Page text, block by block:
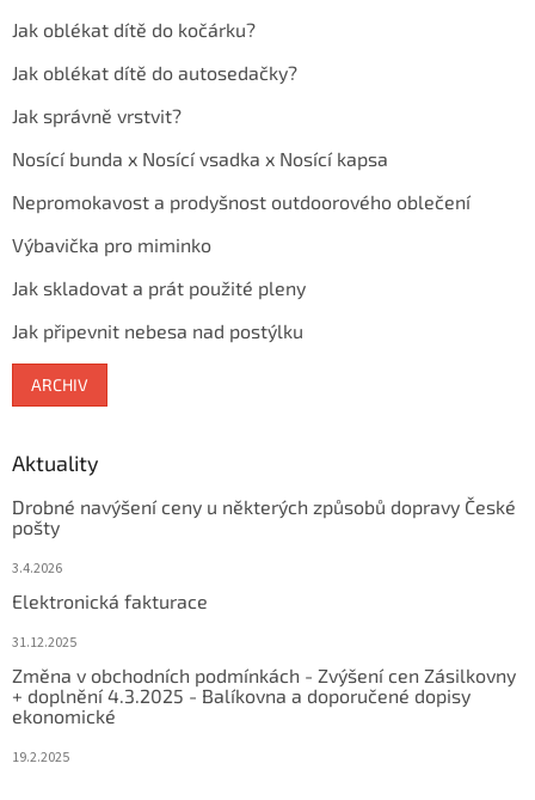
Jak oblékat dítě do kočárku?
Jak oblékat dítě do autosedačky?
Jak správně vrstvit?
Nosící bunda x Nosící vsadka x Nosící kapsa
Nepromokavost a prodyšnost outdoorového oblečení
Výbavička pro miminko
Jak skladovat a prát použité pleny
Jak připevnit nebesa nad postýlku
ARCHIV
Aktuality
Drobné navýšení ceny u některých způsobů dopravy České
pošty
3.4.2026
Elektronická fakturace
31.12.2025
Změna v obchodních podmínkách - Zvýšení cen Zásilkovny
+ doplnění 4.3.2025 - Balíkovna a doporučené dopisy
ekonomické
19.2.2025